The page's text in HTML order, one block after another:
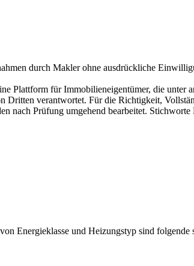
durch Makler ohne ausdrückliche
für Immobilieneigentümer, die unter
Dritten verantwortet. Für die Richtigkeit,
nach Prüfung umgehend bearbeitet.
Energieklasse und Heizungstyp sind folgende